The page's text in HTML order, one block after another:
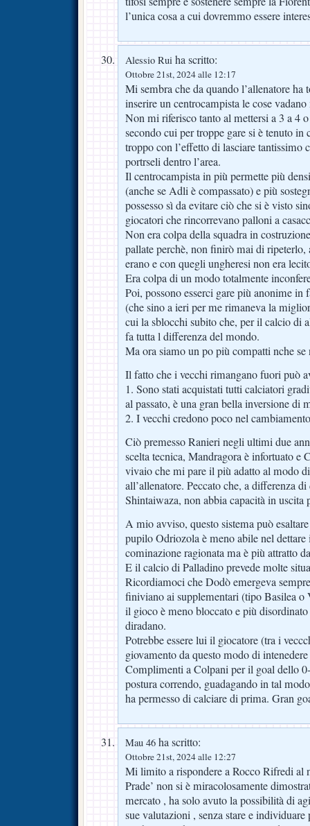
l’unica cosa a cui dovremmo essere
Alessio Rui ha scritto:
Ottobre 21st, 2024 alle 12:17
Mi sembra che da quando l’allenatore ha
inserire un centrocampista le cose
Non mi riferisco tanto al mettersi a 3 a 4
secondo cui per troppe gare si è tenuto in
troppo con l’effetto di lasciare tantissimo
portrseli dentro l’area.
Il centrocampista in più permette più
(anche se Adli è compassato) e più
possesso sì da evitare ciò che si è visto
giocatori che rincorrevano palloni a
Non era colpa della squadra in
pallate perchè, non finirò mai di ripeterlo,
erano e con quegli ungheresi non era
Era colpa di un modo totalmente
Poi, possono esserci gare più anonime
(che sino a ieri per me rimaneva la
cui la sblocchi subito che, per il calcio di
fa tutta l differenza del mondo.
Ma ora siamo un po più compatti nche se
Il fatto che i vecchi rimangano fuori può
1. Sono stati acquistati tutti calciatori
al passato, è una gran bella inversione di
2. I vecchi credono poco nel
Ciò premesso Ranieri negli ultimi due
scelta tecnica, Mandragora è infortuato e
vivaio che mi pare il più adatto al modo
all’allenatore. Peccato che, a differenza
Shintaiwaza, non abbia capacità in uscita
A mio avviso, questo sistema può
pupilo Odriozola è meno abile nel dettare
cominazione ragionata ma è più attratto
E il calcio di Palladino prevede molte
Ricordiamoci che Dodò emergeva
finiviano ai supplementari (tipo Basilea
il gioco è meno bloccato e più
diradano.
Potrebbe essere lui il giocatore (tra i
giovamento da questo modo di
Complimenti a Colpani per il goal dello
postura correndo, guadagando in tal
ha permesso di calciare di prima. Gran
Mau 46 ha scritto:
Ottobre 21st, 2024 alle 12:27
Mi limito a rispondere a Rocco Rifredi al
Prade’ non si è miracolosamente
mercato , ha solo avuto la possibilità di
sue valutazioni , senza stare e